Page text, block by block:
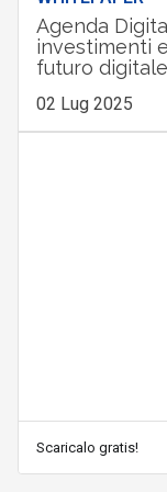
Agenda
investimenti
futuro
02 Lug 2025
Scaricalo gratis!